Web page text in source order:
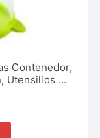
Contenedor,
De